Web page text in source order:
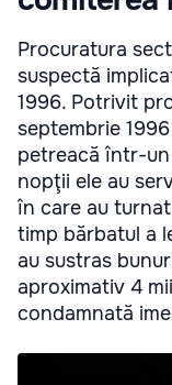
Procuratura
suspectă
1996. Potrivit
septembrie
petreacă într-un
nopţii ele au
în care au
timp bărbatul a
au sustras
aproximativ 4
condamnată